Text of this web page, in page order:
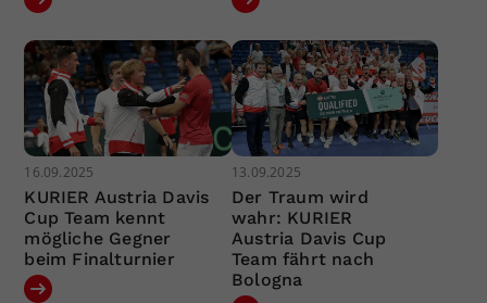
16.09.2025
KURIER Austria Davis
Cup Team kennt
mögliche Gegner
beim Finalturnier
13.09.2025
Der Traum wird
wahr: KURIER
Austria Davis Cup
Team fährt nach
Bologna